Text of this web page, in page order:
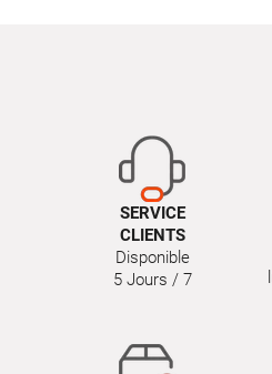
SERVICE
CLIENTS
Disponible
5 Jours / 7